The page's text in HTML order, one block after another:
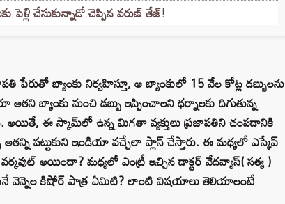
పెళ్లి చేసుకున్నాడో చెప్పిన వరుణ్ తేజ్!
బ్యాంకు నిర్వహిస్తూ, ఆ బ్యాంకులో 15 వేల కోట్ల డబ్బులను
అతని బ్యాంకు నుంచి డబ్బు ఇప్పించాలని ధర్నాలకు దిగుతున్న
ఈ స్కామ్‌లో ఉన్న మిగతా వ్యక్తులు ప్రజాపతిని చంపడానికి
పట్టుకుని ఇండియా వచ్చేలా ప్లాన్ చేస్తారు. ఈ మధ్యలో ఎస్కేప్
అయిందా? మధ్యలో ఎంట్రీ ఇచ్చిన డాక్టర్ వేదవ్యాస్( సత్య )
వెన్నెల కిషోర్ పాత్ర ఏమిటి? లాంటి విషయాలు తెలియాలంటే